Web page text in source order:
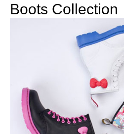
Boots Collection